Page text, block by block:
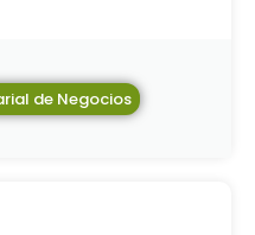
de Negocios